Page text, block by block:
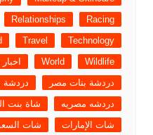
Racing
Relationships
Technology
Travel
Wildlife
World
دردشة بنات مصر
دردشة
دردشه مصريه
شاة بنت
شات الإمارات
شات